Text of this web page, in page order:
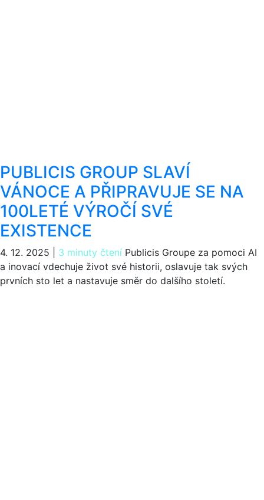
PUBLICIS GROUP SLAVÍ
VÁNOCE A PŘIPRAVUJE SE NA
100LETÉ VÝROČÍ SVÉ
EXISTENCE
4. 12. 2025 3 minuty čtení Publicis Groupe za pomoci AI
a inovací vdechuje život své historii, oslavuje tak svých
prvních sto let a nastavuje směr do dalšího století.